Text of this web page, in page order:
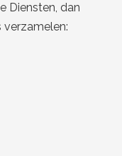
Diensten, dan